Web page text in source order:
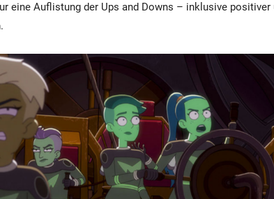
eine Auflistung der Ups and Downs – inklusive positiver